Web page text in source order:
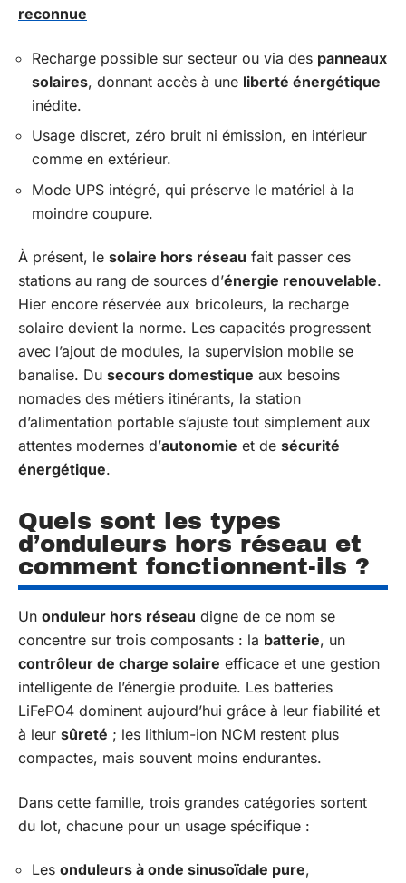
reconnue
Recharge possible sur secteur ou via des panneaux
solaires, donnant accès à une liberté énergétique
inédite.
Usage discret, zéro bruit ni émission, en intérieur
comme en extérieur.
Mode UPS intégré, qui préserve le matériel à la
moindre coupure.
À présent, le solaire hors réseau fait passer ces
stations au rang de sources d’énergie renouvelable.
Hier encore réservée aux bricoleurs, la recharge
solaire devient la norme. Les capacités progressent
avec l’ajout de modules, la supervision mobile se
banalise. Du secours domestique aux besoins
nomades des métiers itinérants, la station
d’alimentation portable s’ajuste tout simplement aux
attentes modernes d’autonomie et de sécurité
énergétique.
Quels sont les types
d’onduleurs hors réseau et
comment fonctionnent-ils ?
Un onduleur hors réseau digne de ce nom se
concentre sur trois composants : la batterie, un
contrôleur de charge solaire efficace et une gestion
intelligente de l’énergie produite. Les batteries
LiFePO4 dominent aujourd’hui grâce à leur fiabilité et
à leur sûreté ; les lithium-ion NCM restent plus
compactes, mais souvent moins endurantes.
Dans cette famille, trois grandes catégories sortent
du lot, chacune pour un usage spécifique :
Les onduleurs à onde sinusoïdale pure,